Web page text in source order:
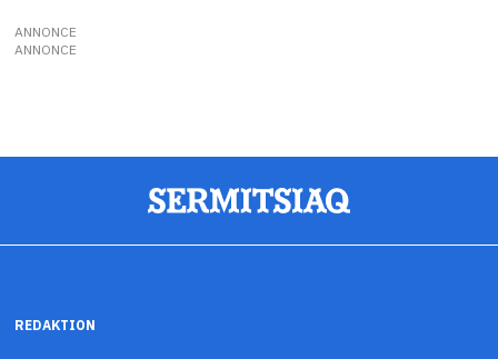
ANNONCE
ANNONCE
REDAKTION